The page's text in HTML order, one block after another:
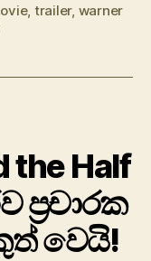
, trailer, warner
the Half
ප්‍රචාරක
වෙයි!